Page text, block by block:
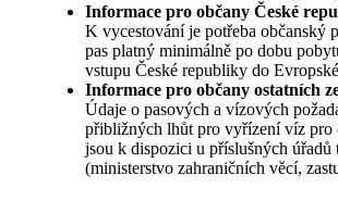
Informace pro občany České
K vycestování je potřeba občanský
pas platný minimálně po dobu
vstupu České republiky do
Informace pro občany ostatních
Údaje o pasových a vízových
přibližných lhůt pro vyřízení víz pro
jsou k dispozici u příslušných úřadů
(ministerstvo zahraničních věcí,